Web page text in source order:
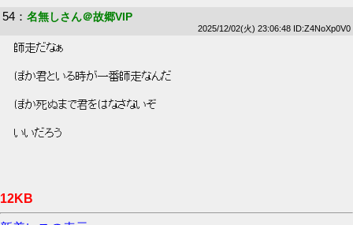
54 ： 名無しさん＠故郷VIP
2025/12/02(火) 23:06:48 ID:Z4NoXp0V0
師走だなぁ
ぼか君といる時が一番師走なんだ
ぼか死ぬまで君をはなさないぞ
いいだろう
12KB